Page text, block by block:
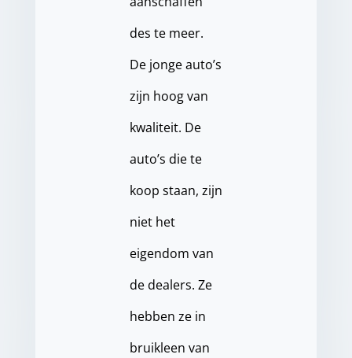
des te meer.
De jonge auto’s
zijn hoog van
kwaliteit. De
auto’s die te
koop staan, zijn
niet het
eigendom van
de dealers. Ze
hebben ze in
bruikleen van